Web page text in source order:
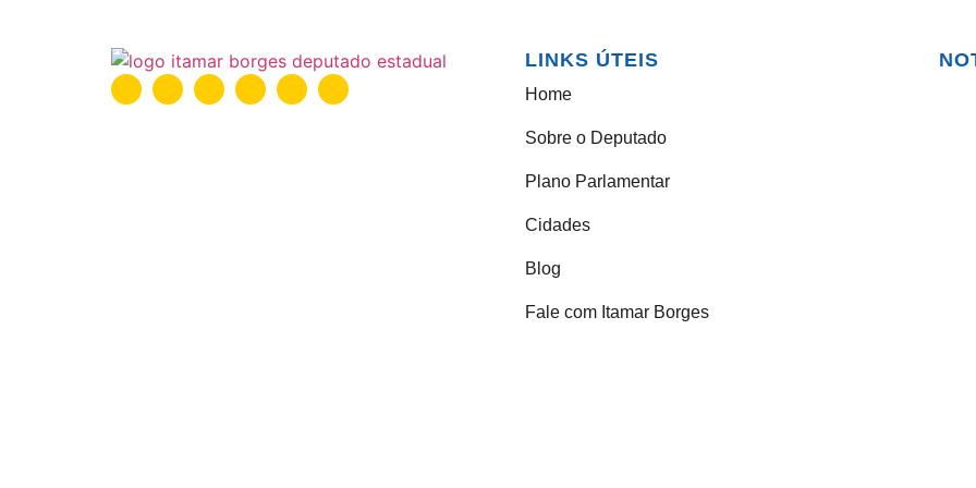
LINKS ÚTEIS
Home
Sobre o Deputado
Plano Parlamentar
Cidades
Blog
Fale com Itamar Borges